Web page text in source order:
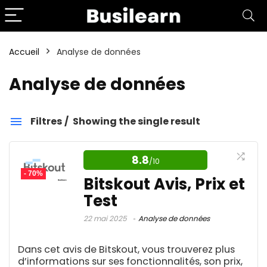
Accueil Analyse de données
Analyse de données
Filtres
Showing the single result
Analyse de données
Catégories
Amazon FBA 4
- 70%
8.8/10
Bitskout Avis, Prix et
Test
22 mai 2025 Analyse de données
Dans cet avis de Bitskout, vous trouverez plus
d’informations sur ses fonctionnalités, son prix,